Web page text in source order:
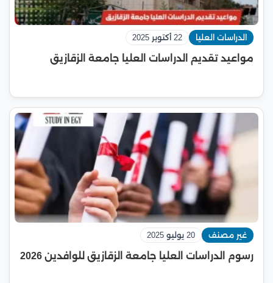
الدراسات العليا 22 أكتوبر 2025
مواعيد تقديم الدراسات العليا جامعة الزقازيق
غير مصنف 20 يوليو 2025
رسوم الدراسات العليا جامعة الزقازيق للوافدين 2026